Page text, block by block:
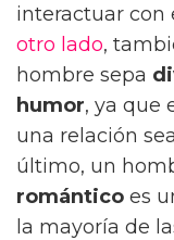
interactuar con
otro lado,
hombre sepa
humor, ya que
una relación
último, un
romántico es
la mayoría de